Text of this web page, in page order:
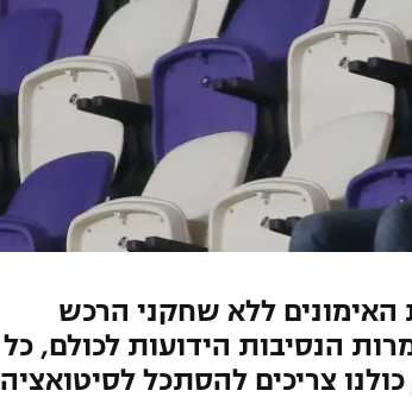
ללא שחקני הרכש
הנסיבות הידועות לכולם, כל
צריכים להסתכל לסיטואציה